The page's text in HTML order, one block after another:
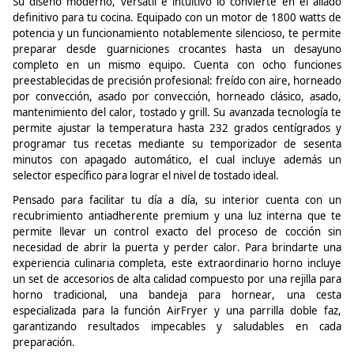
definitivo para tu cocina. Equipado con un motor de 1800 watts de
potencia y un funcionamiento notablemente silencioso, te permite
preparar desde guarniciones crocantes hasta un desayuno
completo en un mismo equipo. Cuenta con ocho funciones
preestablecidas de precisión profesional: freído con aire, horneado
por convección, asado por convección, horneado clásico, asado,
mantenimiento del calor, tostado y grill. Su avanzada tecnología te
permite ajustar la temperatura hasta 232 grados centígrados y
programar tus recetas mediante su temporizador de sesenta
minutos con apagado automático, el cual incluye además un
selector específico para lograr el nivel de tostado ideal.
Pensado para facilitar tu día a día, su interior cuenta con un
recubrimiento antiadherente premium y una luz interna que te
permite llevar un control exacto del proceso de cocción sin
necesidad de abrir la puerta y perder calor. Para brindarte una
experiencia culinaria completa, este extraordinario horno incluye
un set de accesorios de alta calidad compuesto por una rejilla para
horno tradicional, una bandeja para hornear, una cesta
especializada para la funciónAirFryer y una parrilla doble faz,
garantizando resultados impecables y saludables en cada
preparación.